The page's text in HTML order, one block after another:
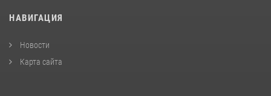
НАВИГАЦИЯ
Новости
Карта сайта